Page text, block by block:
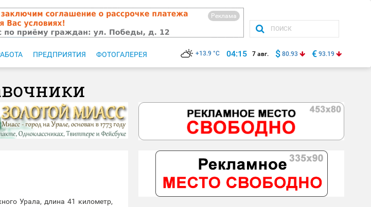
Реклама
ПРЕДПРИЯТИЯ ФОТОГАЛЕРЕЯ +13.9 °C 04:15 7 авг. $ 80.93 € 93.19
Урала, длина 41 километр,